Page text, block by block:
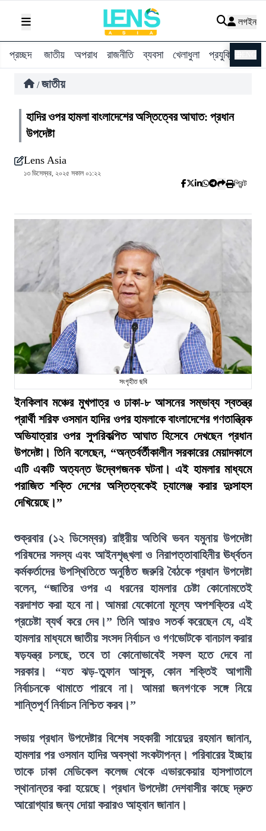
লগইন
প্রচ্ছদ জাতীয় অপরাধ রাজনীতি ব্যবসা খেলাধুলা প্রযুক্তি
/ জাতীয়
হাদির ওপর হামলা বাংলাদেশের অস্তিত্বের আঘাত: প্রধান
উপদেষ্টা
Lens Asia
১৩ ডিসেম্বর, ২০২৫ সকাল ০১:২২
প্রিন্ট
সংগৃহীত ছবি
ইনকিলাব মঞ্চের মুখপাত্র ও ঢাকা-৮ আসনের সম্ভাব্য স্বতন্ত্র
প্রার্থী শরিফ ওসমান হাদির ওপর হামলাকে বাংলাদেশের গণতান্ত্রিক
অভিযাত্রার ওপর সুপরিকল্পিত আঘাত হিসেবে দেখছেন প্রধান
উপদেষ্টা। তিনি বলেছেন, “অন্তর্বর্তীকালীন সরকারের মেয়াদকালে
এটি একটি অত্যন্ত উদ্বেগজনক ঘটনা। এই হামলার মাধ্যমে
পরাজিত শক্তি দেশের অস্তিত্বকেই চ্যালেঞ্জ করার দুঃসাহস
দেখিয়েছে।”
শুক্রবার (১২ ডিসেম্বর) রাষ্ট্রীয় অতিথি ভবন যমুনায় উপদেষ্টা
পরিষদের সদস্য এবং আইনশৃঙ্খলা ও নিরাপত্তাবাহিনীর ঊর্ধ্বতন
কর্মকর্তাদের উপস্থিতিতে অনুষ্ঠিত জরুরি বৈঠকে প্রধান উপদেষ্টা
বলেন, “জাতির ওপর এ ধরনের হামলার চেষ্টা কোনোমতেই
বরদাশত করা হবে না। আমরা যেকোনো মূল্যে অপশক্তির এই
প্রচেষ্টা ব্যর্থ করে দেব।” তিনি আরও সতর্ক করেছেন যে, এই
হামলার মাধ্যমে জাতীয় সংসদ নির্বাচন ও গণভোটকে বানচাল করার
ষড়যন্ত্র চলছে, তবে তা কোনোভাবেই সফল হতে দেবে না
সরকার। “যত ঝড়-তুফান আসুক, কোন শক্তিই আগামী
নির্বাচনকে থামাতে পারবে না। আমরা জনগণকে সঙ্গে নিয়ে
শান্তিপূর্ণ নির্বাচন নিশ্চিত করব।”
সভায় প্রধান উপদেষ্টার বিশেষ সহকারী সায়েদুর রহমান জানান,
হামলার পর ওসমান হাদির অবস্থা সংকটাপন্ন। পরিবারের ইচ্ছায়
তাকে ঢাকা মেডিকেল কলেজ থেকে এভারকেয়ার হাসপাতালে
স্থানান্তর করা হয়েছে। প্রধান উপদেষ্টা দেশবাসীর কাছে দ্রুত
আরোগ্যার জন্য দোয়া করারও আহ্বান জানান।